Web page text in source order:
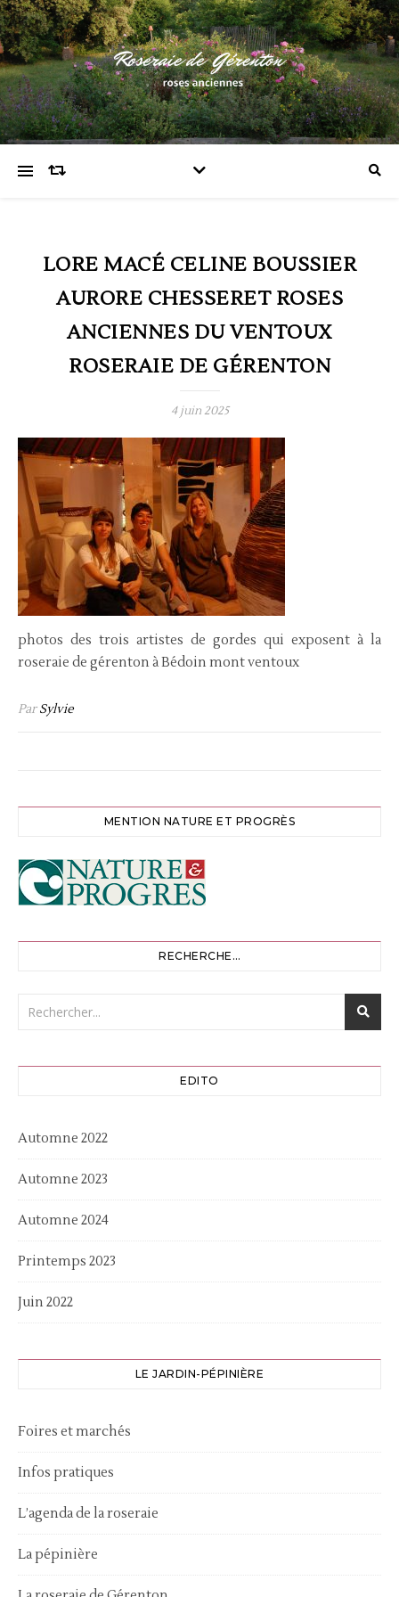
LORE MACÉ CELINE BOUSSIER
AURORE CHESSERET ROSES
ANCIENNES DU VENTOUX
ROSERAIE DE GÉRENTON
4 juin 2025
photos des trois artistes de gordes qui exposent à la
roseraie de gérenton à Bédoin mont ventoux
ParSylvie
MENTION NATURE ET PROGRÈS
RECHERCHE…
EDITO
Automne 2022
Automne 2023
Automne 2024
Printemps 2023
Juin 2022
LE JARDIN-PÉPINIÈRE
Foires et marchés
Infos pratiques
L’agenda de la roseraie
La pépinière